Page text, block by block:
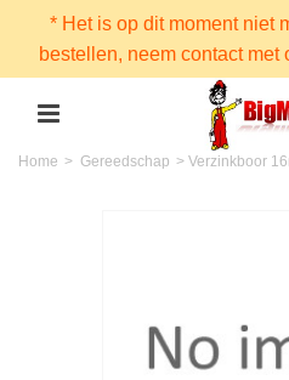
* Het is op dit moment niet
bestellen, neem contact met
Home > Gereedschap > Verzinkboor